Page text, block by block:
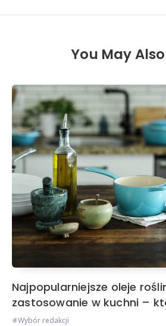
You May
Najpopularniejsze oleje
zastosowanie w kuchni –
Wybór redakcji